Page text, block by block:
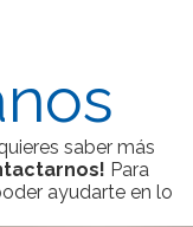
saber más
Para
ayudarte en lo